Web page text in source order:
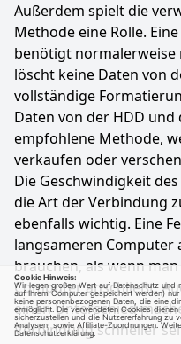
Außerdem spielt die
Methode eine Rolle.
benötigt normalerweise
löscht keine Daten von
vollständige
Daten von der HDD und
empfohlene Methode,
verkaufen oder
Die Geschwindigkeit
die Art der Verbindung
ebenfalls wichtig. Eine
langsameren Computer
brauchen, als wenn
Computer anschließt.
einen Unterschied
Verbindung schneller
Cookie Hinweis:
Wir legen großen Wert auf Datenschutz
auf Ihrem Computer gespeichert werden)
keine personenbezogenen Daten, die eine
ermöglicht. Die verwendeten Cookies
sicherzustellen und die Nutzererfahrung zu
Analysen, sowie Affiliate-Zuordnungen.
Datenschutzerklärung